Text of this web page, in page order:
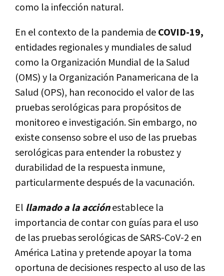
como la infección natural.
En el contexto de la pandemia deCOVID-19,
entidades regionales y mundiales de salud
como la Organización Mundial de la Salud
(OMS) y la Organización Panamericana de la
Salud (OPS), han reconocido el valor de las
pruebas serológicas para propósitos de
monitoreo e investigación. Sin embargo, no
existe consenso sobre el uso de las pruebas
serológicas para entender la robustez y
durabilidad de la respuesta inmune,
particularmente después de la vacunación.
El llamado a la acciónestablece la
importancia de contar con guías para el uso
de las pruebas serológicas de SARS-CoV-2 en
América Latina y pretende apoyar la toma
oportuna de decisiones respecto al uso de las